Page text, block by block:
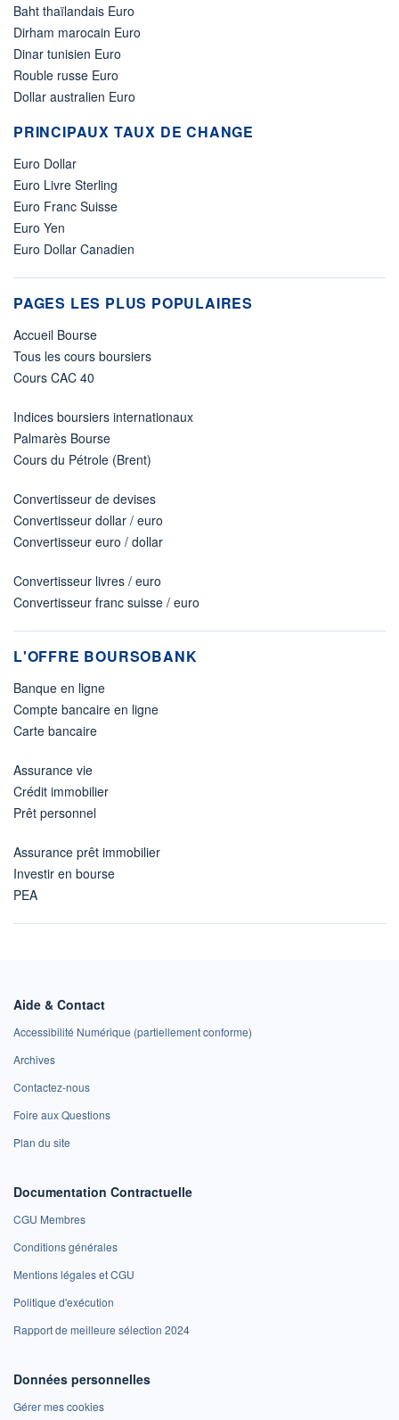
Baht thaïlandais Euro
Dirham marocain Euro
Dinar tunisien Euro
Rouble russe Euro
Dollar australien Euro
PRINCIPAUX TAUX DE CHANGE
Euro Dollar
Euro Livre Sterling
Euro Franc Suisse
Euro Yen
Euro Dollar Canadien
PAGES LES PLUS POPULAIRES
Accueil Bourse
Tous les cours boursiers
Cours CAC 40
Indices boursiers internationaux
Palmarès Bourse
Cours du Pétrole (Brent)
Convertisseur de devises
Convertisseur dollar / euro
Convertisseur euro / dollar
Convertisseur livres / euro
Convertisseur franc suisse / euro
L'OFFRE BOURSOBANK
Banque en ligne
Compte bancaire en ligne
Carte bancaire
Assurance vie
Crédit immobilier
Prêt personnel
Assurance prêt immobilier
Investir en bourse
PEA
Aide & Contact
Accessibilité Numérique (partiellement conforme)
Archives
Contactez-nous
Foire aux Questions
Plan du site
Documentation Contractuelle
CGU Membres
Conditions générales
Mentions légales et CGU
Politique d'exécution
Rapport de meilleure sélection 2024
Données personnelles
Gérer mes cookies